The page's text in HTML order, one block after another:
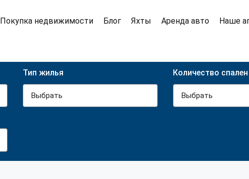
Покупка недвижимости Блог Яхты Аренда авто Наше
Тип жилья
Выбрать
Количество спален
Выбрать